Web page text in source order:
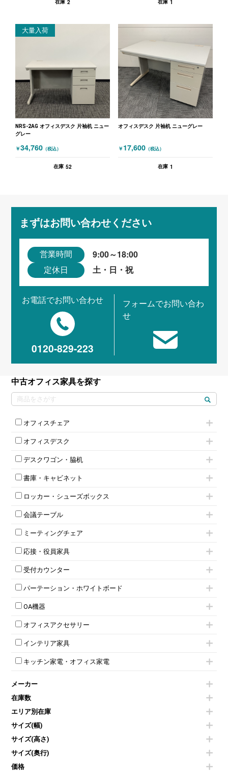
在庫 2 在庫 1
大量入荷
NRS-2AG オフィスデスク 片袖机 ニュー
グレー
￥34,760 （税込）
在庫 52
オフィスデスク 片袖机 ニューグレー
￥ 17,600 （税込）
在庫 1
まずはお問い合わせください
営業時間 9:00～18:00
定休日 土・日・祝
お電話でお問い合わせ
0120-829-223
フォームでお問い合わ
せ
中古オフィス家具を探す
オフィスチェア
肘無しチェア
役員チェア
オフィスチェアその他
オフィスデスク
フリーアドレスデスク（ベンチデスク）
昇降デスク
両袖机
デスクワゴン・脇机
インワゴン2段
インワゴン3段
脇机
書庫・キャビネット
ハイキャビネット
ローキャビネット
両開きキャビネット
上下連結キャビネット
軽量ラック（スチールラック）
収納家具その他
両開書庫
ラテラル書庫
ロッカー・シューズボックス
1人用ロッカー
2人用ロッカー
3人用ロッカー
5人用ロッカー
8人用ロッカー
多人数ロッカー
ダイヤル錠ロッカー
ダイヤル錠ロッカー
ワードローブ・クローゼット
会議テーブル
スタッキングテーブル
ネスティングテーブル
カウンターテーブル
T字脚テーブル
会議テーブルW1200～
会議テーブルW1800～
平行スタックテーブル
会議テーブルその他
ミーティングチェア
キャスター付きミーティングチェア
スタッキングミーティングチェア
テーブル付きミーティングチェア
折りたたみミーティングチェア
ハイチェア
ミーティングチェアその他
応接・役員家具
応接セット
応接ソファ
応接チェア
応接・役員家具その他
受付カウンター
ローカウンター
ラウンジカウンター
パーテーション・ホワイトボード
パーテーション
自立タイプパーテーション
パーテーションその他
壁掛けホワイトボード
ホワイトボードその他
OA機器
電話機（ビジネスフォン）
シュレッダー
スクリーン
その他OA機器
オフィスアクセサリー
チェア用台車
演台・講演台・演説台
防音パネル
コートハンガー・ポールハンガー
傘立て
食器棚・キッチンキャビネット
カタログスタンド
オフィスアクセサリーその他
インテリア家具
モールドチェア
ダイニングチェア
カウンターテーブル
センターテーブル・サイドテーブル
ベンチ・スツール
ソファ
シェルフ
ダストボックス（ゴミ箱）
インテリア家具その他
キッチン家電・オフィス家電
冷蔵庫・洗濯機
空気清浄機・加湿器
液晶テレビ・モニター類
エアコン
掃除機
季節家電
メーカー
在庫数
エリア別在庫
サイズ(幅)
サイズ(高さ)
サイズ(奥行)
価格